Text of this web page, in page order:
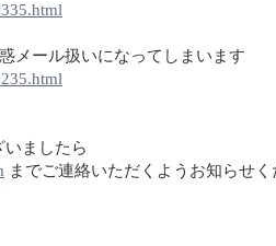
メール扱いになってしまいます
いましたら
までご連絡いただくようお知らせく